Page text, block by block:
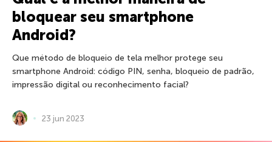
bloquear seu smartphone
Android?
Que método de bloqueio de tela melhor protege seu
smartphone Android: código PIN, senha, bloqueio de padrão,
impressão digital ou reconhecimento facial?
23 jun 2023